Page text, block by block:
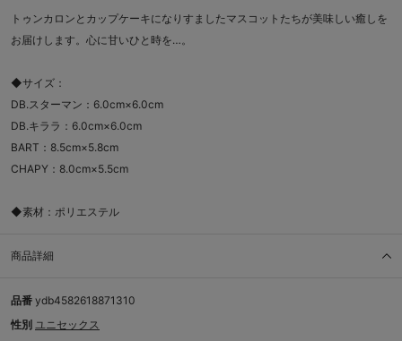
トゥンカロンとカップケーキになりすましたマスコットたちが美味しい癒しを
お届けします。心に甘いひと時を…。
◆サイズ：
DB.スターマン：6.0cm×6.0cm
DB.キララ：6.0cm×6.0cm
BART：8.5cm×5.8cm
CHAPY：8.0cm×5.5cm
◆素材：ポリエステル
商品詳細
品番 ydb4582618871310
性別 ユニセックス